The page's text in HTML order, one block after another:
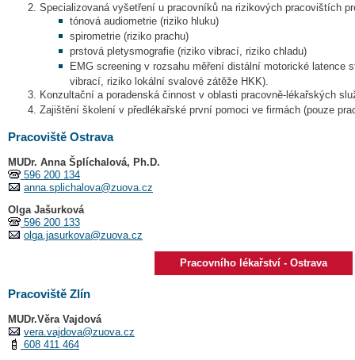
Specializovaná vyšetření u pracovníků na rizikových pracovištích
tónová audiometrie (riziko hluku)
spirometrie (riziko prachu)
prstová pletysmografie (riziko vibrací, riziko chladu)
EMG screening v rozsahu měření distální motorické latence
vibrací, riziko lokální svalové zátěže HKK).
Konzultační a poradenská činnost v oblasti pracovně-lékařských
Zajištění školení v předlékařské první pomoci ve firmách (pouze
Pracoviště Ostrava
MUDr. Anna Šplíchalová, Ph.D.
596 200 134
anna.splichalova@zuova.cz
Olga Jašurková
596 200 133
olga.jasurkova@zuova.cz
Pracovního lékařství - Ostrava
Pracoviště Zlín
MUDr.Věra Vajdová
vera.vajdova@zuova.cz
608 411 464